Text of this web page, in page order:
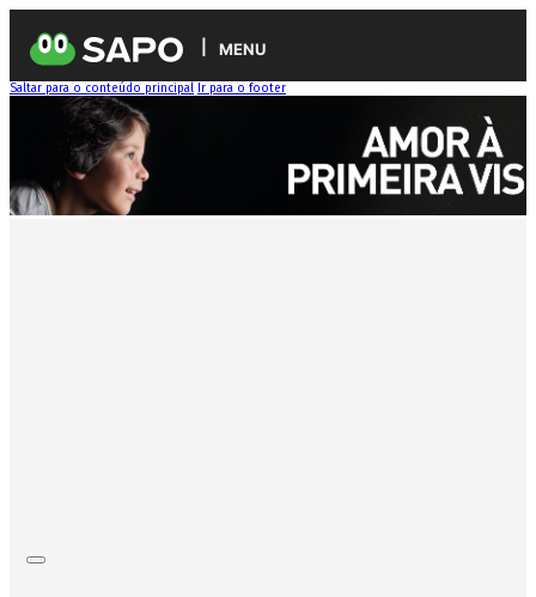
MENU
Saltar para o conteúdo principal Ir para o footer